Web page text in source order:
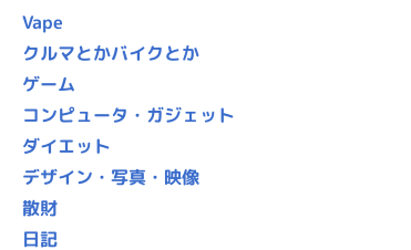
Vape
クルマとかバイクとか
ゲーム
コンピュータ・ガジェット
ダイエット
デザイン・写真・映像
散財
日記